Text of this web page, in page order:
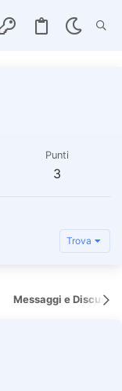
Punti
3
Trova
Messaggi e